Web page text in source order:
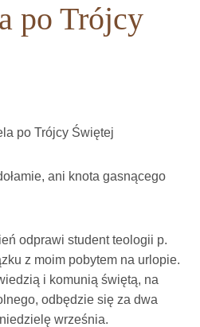
po Trójcy
po Trójcy Świętej
ani knota gasnącego
odprawi student teologii p.
z moim pobytem na urlopie.
i komunią świętą, na
odbędzie się za dwa
września.